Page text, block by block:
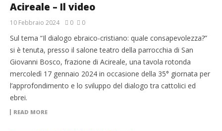
Acireale – Il video
10 Febbraio 2024 0 0
Sul tema “Il dialogo ebraico-cristiano: quale consapevolezza?”
si è tenuta, presso il salone teatro della parrocchia di San
Giovanni Bosco, frazione di Acireale, una tavola rotonda
mercoledì 17 gennaio 2024 in occasione della 35° giornata per
l’approfondimento e lo sviluppo del dialogo tra cattolici ed
ebrei.
READ MORE